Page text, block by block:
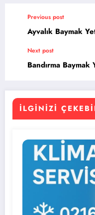
Previous post
Ayvalık Baymak
Next post
Bandırma
İLGINIZI